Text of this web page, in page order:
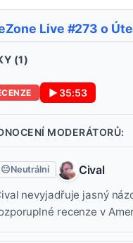
Live #273 o
(1)
▶ 35:53
MODERÁTORŮ:
😐Neutrální Cival
nevyjadřuje jasný
recenze v